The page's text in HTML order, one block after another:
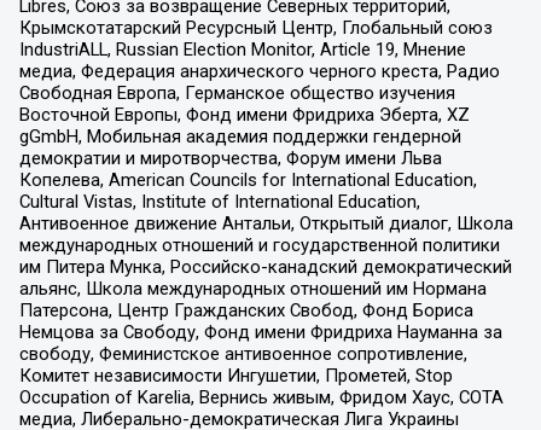
Libres, Союз за возвращение Северных территорий,
Крымскотатарский Ресурсный Центр, Глобальный союз
IndustriALL, Russian Election Monitor, Article 19, Мнение
медиа, Федерация анархического черного креста, Радио
Свободная Европа, Германское общество изучения
Восточной Европы, Фонд имени Фридриха Эберта, XZ
gGmbH, Мобильная академия поддержки гендерной
демократии и миротворчества, Форум имени Льва
Копелева, American Councils for International Education,
Cultural Vistas, Institute of International Education,
Антивоенное движение Антальи, Открытый диалог, Школа
международных отношений и государственной политики
им Питера Мунка, Российско-канадский демократический
альянс, Школа международных отношений им Нормана
Патерсона, Центр Гражданских Свобод, Фонд Бориса
Немцова за Свободу, Фонд имени Фридриха Науманна за
свободу, Феминистское антивоенное сопротивление,
Комитет независимости Ингушетии, Прометей, Stop
Occupation of Karelia, Вернись живым, Фридом Хаус, СОТА
медиа, Либерально-демократическая Лига Украины